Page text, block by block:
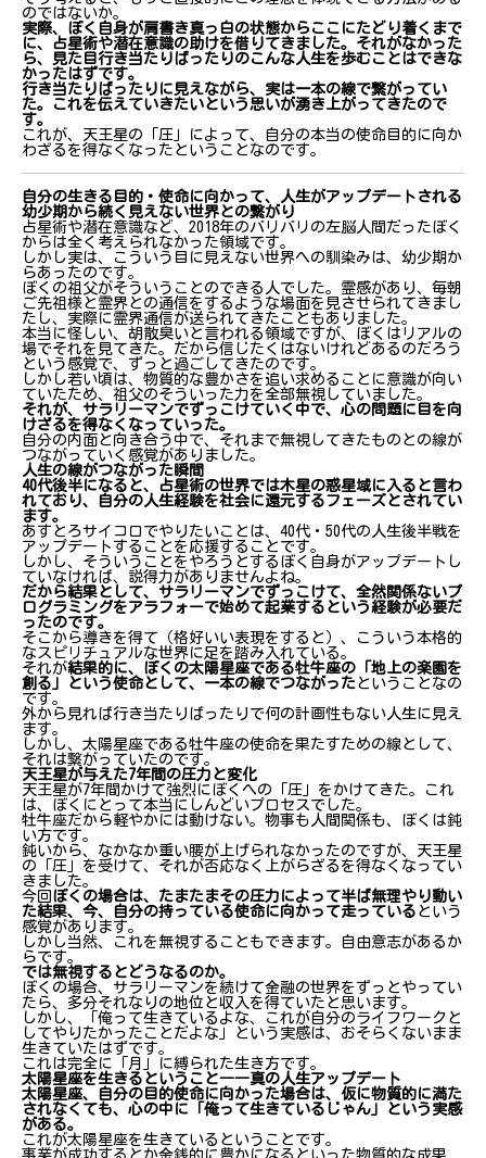
のではないか。
実際、ぼく自身が肩書き真っ白の状態からここにたどり着くまで
に、占星術や潜在意識の助けを借りてきました。それがなかった
ら、見た目行き当たりばったりのこんな人生を歩むことはできな
かったはずです。
行き当たりばったりに見えながら、実は一本の線で繋がってい
た。これを伝えていきたいという思いが湧き上がってきたので
す。
これが、天王星の「圧」によって、自分の本当の使命目的に向か
わざるを得なくなったということなのです。
自分の生きる目的・使命に向かって、人生がアップデートされる
幼少期から続く見えない世界との繋がり
占星術や潜在意識など、2018年のバリバリの左脳人間だったぼく
からは全く考えられなかった領域です。
しかし実は、こういう目に見えない世界への馴染みは、幼少期か
らあったのです。
ぼくの祖父がそういうことのできる人でした。霊感があり、毎朝
ご先祖様と霊界との通信をするような場面を見させられてきまし
たし、実際に霊界通信が送られてきたこともありました。
本当に怪しい、胡散臭いと言われる領域ですが、ぼくはリアルの
場でそれを見てきた。だから信じたくはないけれどあるのだろう
という感覚で、ずっと過ごしてきたのです。
しかし若い頃は、物質的な豊かさを追い求めることに意識が向い
ていたため、祖父のそういった力を全部無視していました。
それが、サラリーマンでずっこけていく中で、心の問題に目を向
けざるを得なくなっていった。
自分の内面と向き合う中で、それまで無視してきたものとの線が
つながっていく感覚がありました。
人生の線がつながった瞬間
40代後半になると、占星術の世界では木星の惑星域に入ると言わ
れており、自分の人生経験を社会に還元するフェーズとされてい
ます。
あすとろサイコロでやりたいことは、40代・50代の人生後半戦を
アップデートすることを応援することです。
しかし、そういうことをやろうとするぼく自身がアップデートし
ていなければ、説得力がありませんよね。
だから結果として、サラリーマンでずっこけて、全然関係ないプ
ログラミングをアラフォーで始めて起業するという経験が必要だ
ったのです。
そこから導きを得て（格好いい表現をすると）、こういう本格的
なスピリチュアルな世界に足を踏み入れている。
それが結果的に、ぼくの太陽星座である牡牛座の「地上の楽園を
創る」という使命として、一本の線でつながったということなの
です。
外から見れば行き当たりばったりで何の計画性もない人生に見え
ます。
しかし、太陽星座である牡牛座の使命を果たすための線として、
それは繋がっていたのです。
天王星が与えた7年間の圧力と変化
天王星が7年間かけて強烈にぼくへの「圧」をかけてきた。これ
は、ぼくにとって本当にしんどいプロセスでした。
牡牛座だから軽やかには動けない。物事も人間関係も、ぼくは鈍
い方です。
鈍いから、なかなか重い腰が上げられなかったのですが、天王星
の「圧」を受けて、それが否応なく上がらざるを得なくなってい
きました。
今回ぼくの場合は、たまたまその圧力によって半ば無理やり動い
た結果、今、自分の持っている使命に向かって走っている という
感覚があります。
しかし当然、これを無視することもできます。自由意志があるか
らです。
では無視するとどうなるのか。
ぼくの場合、サラリーマンを続けて金融の世界をずっとやってい
たら、多分それなりの地位と収入を得ていたと思います。
しかし、「俺って生きているよな、これが自分のライフワークと
してやりたかったことだよな」という実感は、おそらくないまま
生きていたはずです。
これは完全に「月」に縛られた生き方です。
太陽星座を生きるということ――真の人生アップデート
太陽星座、自分の目的使命に向かった場合は、仮に物質的に満た
されなくても、心の中に「俺って生きているじゃん」という実感
がある。
これが太陽星座を生きているということです。
事業が成功するとか金銭的に豊かになるといった物質的な成果
自分では絶対に選ばないような道に追い込まれていく